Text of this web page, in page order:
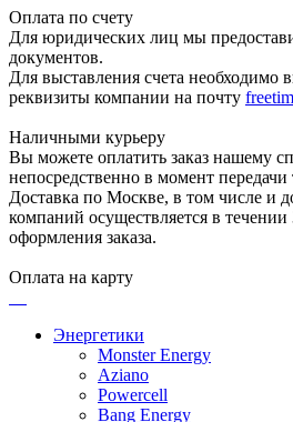
Оплата по счету
Для юридических лиц мы
документов.
Для выставления счета необходимо
реквизиты компании на почту
Наличными курьеру
Вы можете оплатить заказ нашему
непосредственно в момент
Доставка по Москве, в том числе и
компаний осуществляется в
оформления заказа.
Оплата на карту
Энергетики
Monster Energy
Aziano
Powercell
Bang Energy